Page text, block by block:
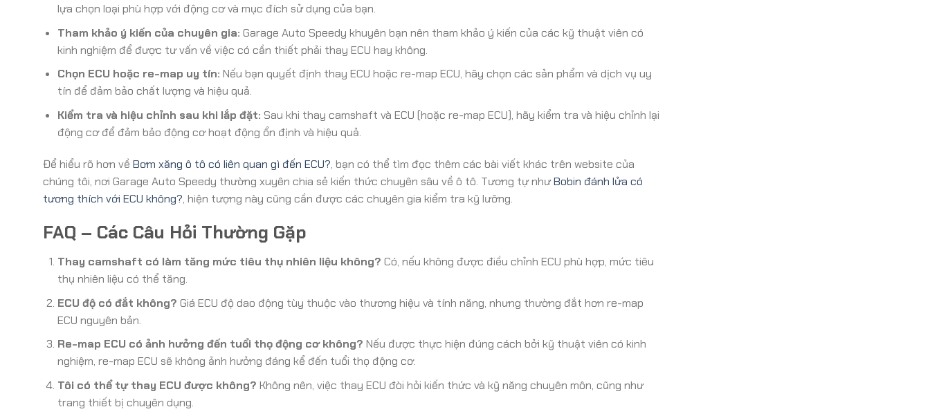
lựa chọn loại phù hợp với động cơ và mục đích sử dụng của bạn.
Tham khảo ý kiến của chuyên gia: Garage Auto Speedy khuyên bạn nên tham khảo ý kiến của các kỹ thuật viên có
kinh nghiệm để được tư vấn về việc có cần thiết phải thay ECU hay không.
Chọn ECU hoặc re-map uy tín: Nếu bạn quyết định thay ECU hoặc re-map ECU, hãy chọn các sản phẩm và dịch vụ uy
tín để đảm bảo chất lượng và hiệu quả.
Kiểm tra và hiệu chỉnh sau khi lắp đặt: Sau khi thay camshaft và ECU (hoặc re-map ECU), hãy kiểm tra và hiệu chỉnh lại
động cơ để đảm bảo động cơ hoạt động ổn định và hiệu quả.
Để hiểu rõ hơn về Bơm xăng ô tô có liên quan gì đến ECU?, bạn có thể tìm đọc thêm các bài viết khác trên website của
chúng tôi, nơi Garage Auto Speedy thường xuyên chia sẻ kiến thức chuyên sâu về ô tô. Tương tự nhưBobin đánh lửa có
tương thích với ECU không?, hiện tượng này cũng cần được các chuyên gia kiểm tra kỹ lưỡng.
FAQ – Các Câu Hỏi Thường Gặp
Thay camshaft có làm tăng mức tiêu thụ nhiên liệu không? Có, nếu không được điều chỉnh ECU phù hợp, mức tiêu
thụ nhiên liệu có thể tăng.
ECU độ có đắt không? Giá ECU độ dao động tùy thuộc vào thương hiệu và tính năng, nhưng thường đắt hơn re-map
ECU nguyên bản.
Re-map ECU có ảnh hưởng đến tuổi thọ động cơ không? Nếu được thực hiện đúng cách bởi kỹ thuật viên có kinh
nghiệm, re-map ECU sẽ không ảnh hưởng đáng kể đến tuổi thọ động cơ.
Tôi có thể tự thay ECU được không? Không nên, việc thay ECU đòi hỏi kiến thức và kỹ năng chuyên môn, cũng như
trang thiết bị chuyên dụng.